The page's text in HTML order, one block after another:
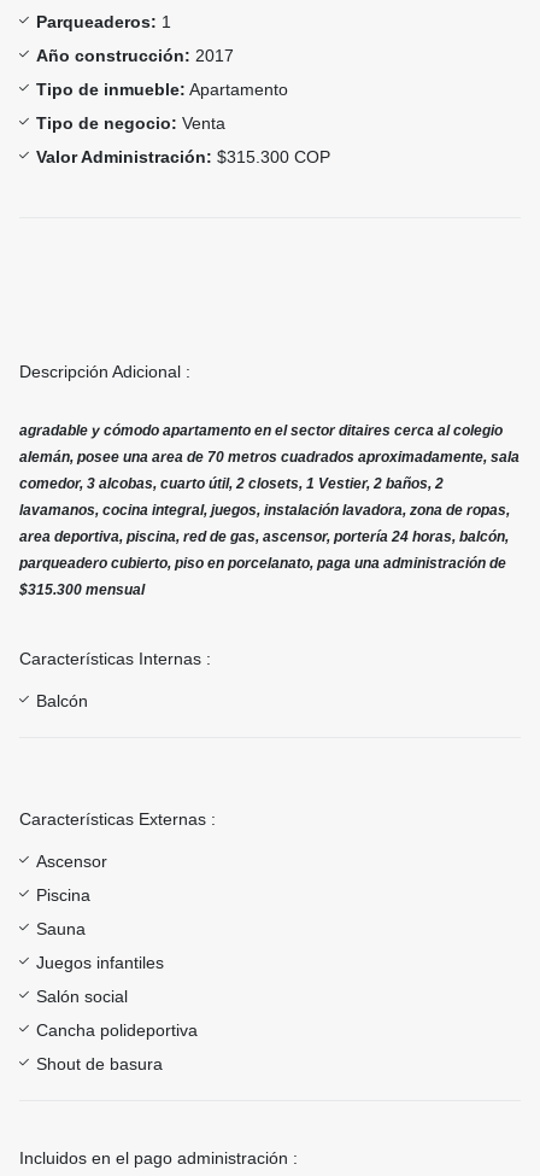
Parqueaderos: 1
Año construcción: 2017
Tipo de inmueble: Apartamento
Tipo de negocio: Venta
Valor Administración: $315.300 COP
Descripción Adicional :
agradable y cómodo apartamento en el sector ditaires cerca al colegio
alemán, posee una area de 70 metros cuadrados aproximadamente, sala
comedor, 3 alcobas, cuarto útil, 2 closets, 1 Vestier, 2 baños, 2
lavamanos, cocina integral, juegos, instalación lavadora, zona de ropas,
area deportiva, piscina, red de gas, ascensor, portería 24 horas, balcón,
parqueadero cubierto, piso en porcelanato, paga una administración de
$315.300 mensual
Características Internas :
Balcón
Características Externas :
Ascensor
Piscina
Sauna
Juegos infantiles
Salón social
Cancha polideportiva
Shout de basura
Incluidos en el pago administración :